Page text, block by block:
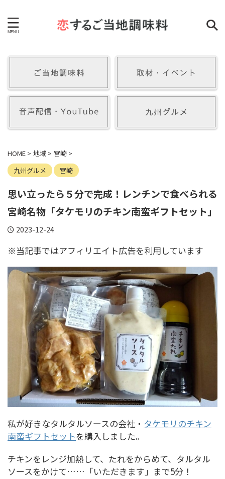
HOME > 地域 > 宮崎 >
九州グルメ
宮崎
思い立ったら５分で完成！レンチンで食べられる
宮崎名物「タケモリのチキン南蛮ギフトセット」
2023-12-24
※当記事ではアフィリエイト広告を利用しています
私が好きなタルタルソースの会社・ タケモリのチキン
南蛮ギフトセットを購入しました。
チキンをレンジ加熱して、たれをからめて、タルタル
ソースをかけて……「いただきます」まで5分！